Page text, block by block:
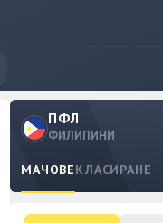
ПФЛ
ФИЛИПИНИ
МАЧОВЕКЛАСИРАНЕ